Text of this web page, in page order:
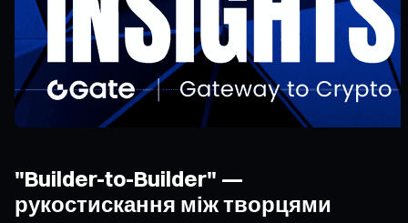
"Builder-to-Builder" —
рукостискання між творцями